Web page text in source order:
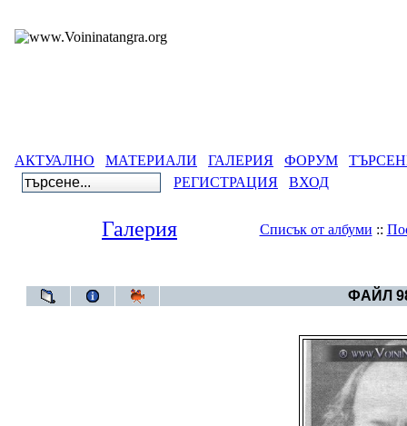
АКТУАЛНО МАТЕРИАЛИ ГАЛЕРИЯ ФОРУМ
РЕГИСТРАЦИЯ
ВХОД
Галерия Списък от албуми ::
ФАЙЛ